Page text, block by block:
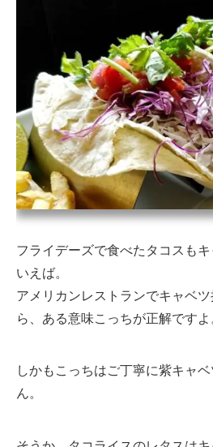
フライデーズで食べたタコスも
いえば。
アメリカンレストランでキャベ
ら、ある意味こっちが正解ですよ
しかもこっちはご丁寧に紫キャ
ん。